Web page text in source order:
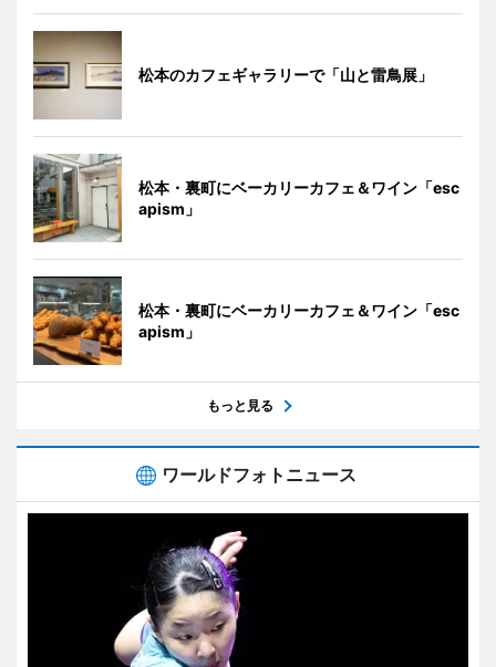
松本のカフェギャラリーで「山と雷鳥展」
松本・裏町にベーカリーカフェ＆ワイン「esc
apism」
松本・裏町にベーカリーカフェ＆ワイン「esc
apism」
もっと見る
ワールドフォトニュース